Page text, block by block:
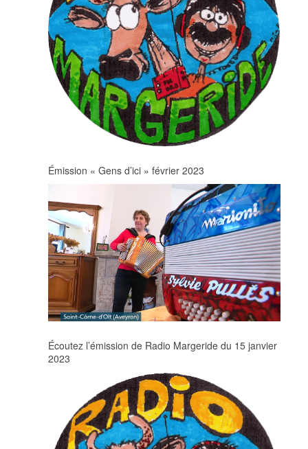
Émission « Gens d’ici » février 2023
Écoutez l’émission de Radio Margeride du 15 janvier
2023